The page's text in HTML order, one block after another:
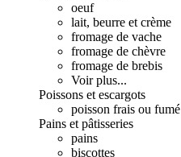
oeuf
lait, beurre et crème
fromage de vache
fromage de chèvre
fromage de brebis
Voir plus...
Poissons et escargots
poisson frais ou fumé
Pains et pâtisseries
pains
biscottes